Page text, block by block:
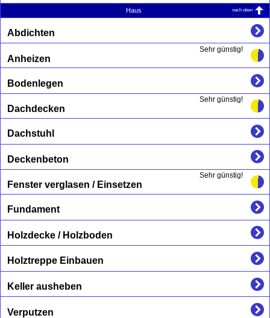
Haus nach oben
Abdichten
Sehr günstig!
Anheizen
Bodenlegen
Sehr günstig!
Dachdecken
Dachstuhl
Deckenbeton
Sehr günstig!
Fenster verglasen / Einsetzen
Fundament
Holzdecke / Holzboden
Holztreppe Einbauen
Keller ausheben
Verputzen